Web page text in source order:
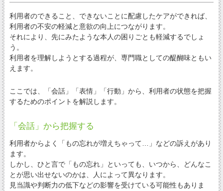
利用者のできること、できないことに配慮したケアができれば、
利用者の不安の軽減と意欲の向上につながります。
それにより、先にみたような本人の困りごとも軽減するでしょ
う。
利用者を理解しようとする過程が、専門職としての醍醐味ともい
えます。
ここでは、「会話」「表情」「行動」から、利用者の状態を把握
するためのポイントを解説します。
「会話」から把握する
利用者からよく「もの忘れが増えちゃって…」などの訴えがあり
ます。
しかし、ひと言で「もの忘れ」といっても、いつから、どんなこ
とが思い出せないのかは、人によって異なります。
見当識や判断力の低下などの影響を受けている可能性もありま